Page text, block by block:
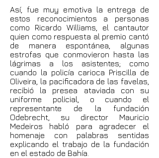
Así, fue muy emotiva la entrega de
estos reconocimientos a personas
como Ricardo Williams, el cantautor
quien como respuesta al premio cantó
de manera espontánea, algunas
estrofas que conmovieron hasta las
lágrimas a los asistentes; como
cuando la policía carioca Priscilla de
Oliveira, la pacificadora de las favelas,
recibió la presea ataviada con su
uniforme policial, o cuando el
representante de la fundación
Odebrecht, su director Mauricio
Medeiros habló para agradecer el
homenaje con palabras sentidas
explicando el trabajo de la fundación
en el estado de Bahía.